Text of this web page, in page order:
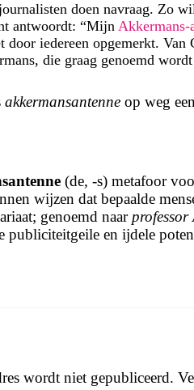
doen navraag. Zo
antwoordt: “Mijn Akkermans-
door iedereen opgemerkt.
die graag genoemd
akkermansantenne op weg
(de, -s) metafoor
wijzen dat bepaalde
genoemd naar professor
publiciteitgeile en ijdele
wordt niet gepubliceerd.